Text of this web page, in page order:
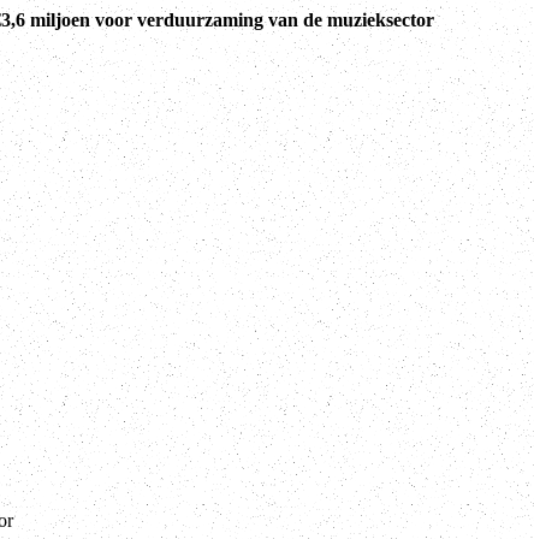
miljoen voor verduurzaming van de muzieksector